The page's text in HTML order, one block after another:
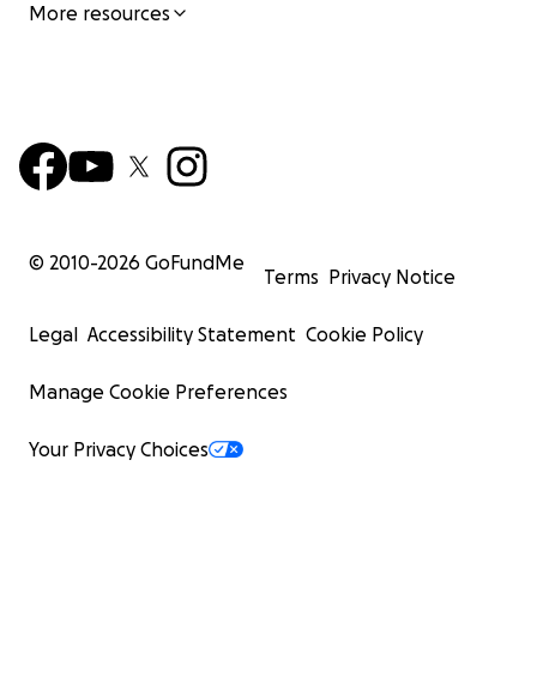
More resources
© 2010-2026 GoFundMe
Terms Privacy Notice
Legal Accessibility Statement Cookie Policy
Manage Cookie Preferences
Your Privacy Choices